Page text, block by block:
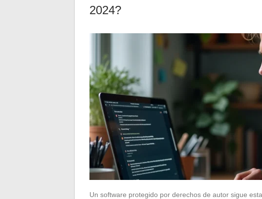
2024?
Un software protegido por derechos de autor sigue